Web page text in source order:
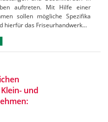
auftreten. Mit Hilfe einer
sollen mögliche Spezifika
hierfür das Friseurhandwerk…
und